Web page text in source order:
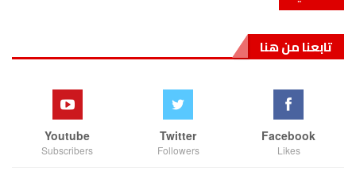
تابعنا من هنا
Facebook
Likes
Twitter
Followers
Youtube
Subscribers